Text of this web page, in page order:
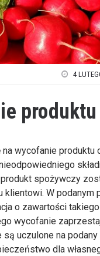
4
wycofanie
spożywczy
klientowi. W podanym
o zawartości
wycofanie
są uczulone na
dla